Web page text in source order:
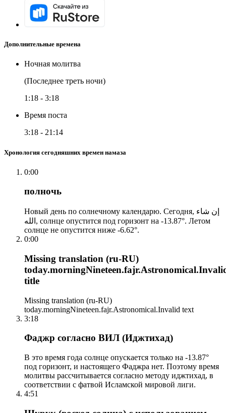
Дополнительные времена
Ночная молитва
(Последнее треть ночи)
1:18 - 3:18
Время поста
3:18 - 21:14
Хронология сегодняшних времен намаза
0:00
полночь
Новый день по солнечному календарю. Сегодня, إن شاء
الله, солнце опустится под горизонт на -13.87°. Летом
солнце не опустится ниже -6.62°.
0:00
Missing translation (ru-RU)
title
Missing translation (ru-RU)
today.morningNineteen.fajr.Astronomical.Invalid text
3:18
Фаджр согласно ВИЛ (Иджтихад)
В это время года солнце опускается только на -13.87°
под горизонт, и настоящего Фаджра нет. Поэтому время
молитвы рассчитывается согласно методу иджтихад, в
соответствии с фатвой Исламской мировой лиги.
4:51